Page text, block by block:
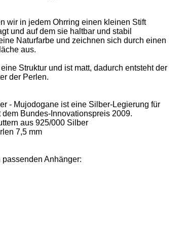
wir in jedem Ohrring einen kleinen Stift
und auf dem sie haltbar und stabil
Naturfarbe und zeichnen sich durch einen
aus.
Struktur und ist matt, dadurch entsteht der
der Perlen.
- Mujodogane ist eine Silber-Legierung für
Bundes-Innovationspreis 2009.
aus 925/000 Silber
7,5 mm
Anhänger: